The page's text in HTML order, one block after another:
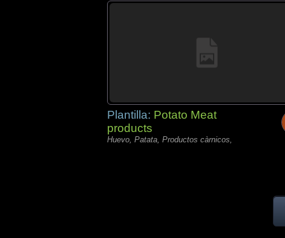
Plantilla: Potato Meat
products
Huevo, Patata, Productos càrnicos,